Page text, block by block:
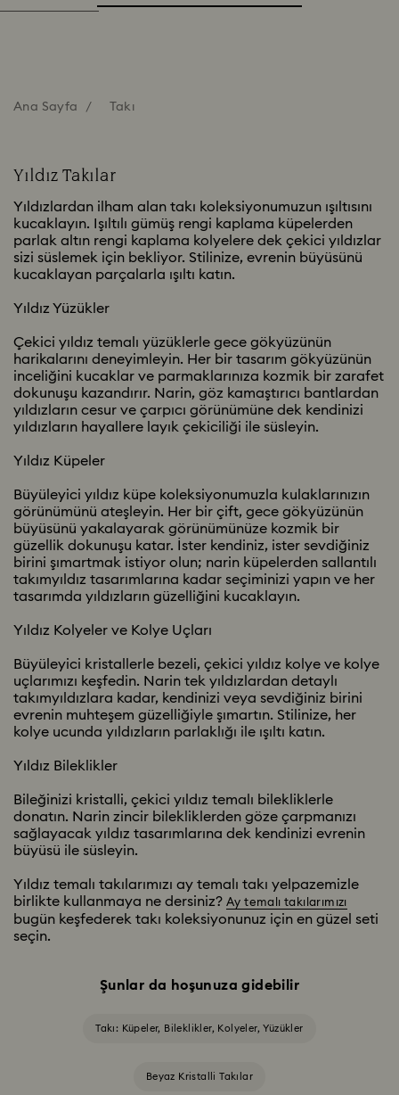
Ana Sayfa Takı
Yıldız Takılar
Yıldızlardan ilham alan takı koleksiyonumuzun ışıltısını
kucaklayın. Işıltılı gümüş rengi kaplama küpelerden
parlak altın rengi kaplama kolyelere dek çekici yıldızlar
sizi süslemek için bekliyor. Stilinize, evrenin büyüsünü
kucaklayan parçalarla ışıltı katın.
Yıldız Yüzükler
Çekici yıldız temalı yüzüklerle gece gökyüzünün
harikalarını deneyimleyin. Her bir tasarım gökyüzünün
inceliğini kucaklar ve parmaklarınıza kozmik bir zarafet
dokunuşu kazandırır. Narin, göz kamaştırıcı bantlardan
yıldızların cesur ve çarpıcı görünümüne dek kendinizi
yıldızların hayallere layık çekiciliği ile süsleyin.
Yıldız Küpeler
Büyüleyici yıldız küpe koleksiyonumuzla kulaklarınızın
görünümünü ateşleyin. Her bir çift, gece gökyüzünün
büyüsünü yakalayarak görünümünüze kozmik bir
güzellik dokunuşu katar. İster kendiniz, ister sevdiğiniz
birini şımartmak istiyor olun; narin küpelerden sallantılı
takımyıldız tasarımlarına kadar seçiminizi yapın ve her
tasarımda yıldızların güzelliğini kucaklayın.
Yıldız Kolyeler ve Kolye Uçları
Büyüleyici kristallerle bezeli, çekici yıldız kolye ve kolye
uçlarımızı keşfedin. Narin tek yıldızlardan detaylı
takımyıldızlara kadar, kendinizi veya sevdiğiniz birini
evrenin muhteşem güzelliğiyle şımartın. Stilinize, her
kolye ucunda yıldızların parlaklığı ile ışıltı katın.
Yıldız Bileklikler
Bileğinizi kristalli, çekici yıldız temalı bilekliklerle
donatın. Narin zincir bilekliklerden göze çarpmanızı
sağlayacak yıldız tasarımlarına dek kendinizi evrenin
büyüsü ile süsleyin.
Yıldız temalı takılarımızı ay temalı takı yelpazemizle
birlikte kullanmaya ne dersiniz? Ay temalı takılarımızı
bugün keşfederek takı koleksiyonunuz için en güzel seti
seçin.
Şunlar da hoşunuza gidebilir
Takı: Küpeler, Bileklikler, Kolyeler, Yüzükler
Beyaz Kristalli Takılar